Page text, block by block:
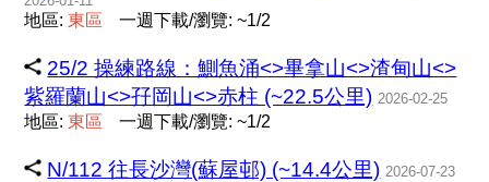
地區:東區 一週下載/瀏覽: ~1/2
25/2 操練路線：鰂魚涌<>畢拿山<>渣甸山<>
紫羅蘭山<>孖岡山<>赤柱 (~22.5公里) 2026-02-25
地區:東區 一週下載/瀏覽: ~1/2
N/112 往長沙灣(蘇屋邨) (~14.4公里) 2026-07-23